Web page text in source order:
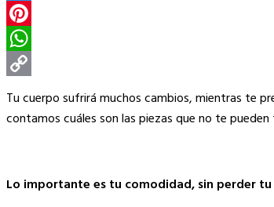
Twitter
Pinterest
WhatsApp
Copy
Link
Tu cuerpo sufrirá muchos cambios, mientras te
contamos cuáles son las piezas que no te
Lo importante es tu comodidad, sin perder